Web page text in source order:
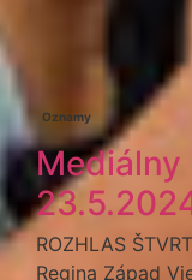
Oznamy
Mediálny
ROZHLAS
Regina Západ